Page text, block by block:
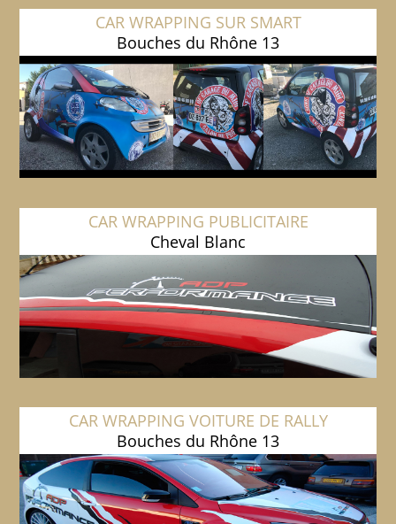
CAR WRAPPING SUR SMART
Bouches du Rhône 13
CAR WRAPPING PUBLICITAIRE
Cheval Blanc
CAR WRAPPING VOITURE DE RALLY
Bouches du Rhône 13